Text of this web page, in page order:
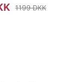
1199 DKK